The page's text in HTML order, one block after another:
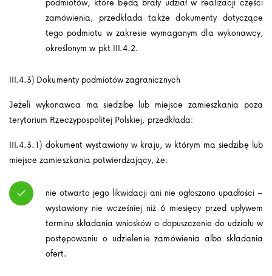
zamówienia, przedkłada także dokumenty dotyczące
tego podmiotu w zakresie wymaganym dla wykonawcy,
określonym w pkt III.4.2.
III.4.3) Dokumenty podmiotów zagranicznych
Jeżeli wykonawca ma siedzibę lub miejsce zamieszkania poza
terytorium Rzeczypospolitej Polskiej, przedkłada:
III.4.3.1) dokument wystawiony w kraju, w którym ma siedzibę lub
miejsce zamieszkania potwierdzający, że:
nie otwarto jego likwidacji ani nie ogłoszono upadłości –
wystawiony nie wcześniej niż 6 miesięcy przed upływem
terminu składania wniosków o dopuszczenie do udziału w
postępowaniu o udzielenie zamówienia albo składania
ofert.